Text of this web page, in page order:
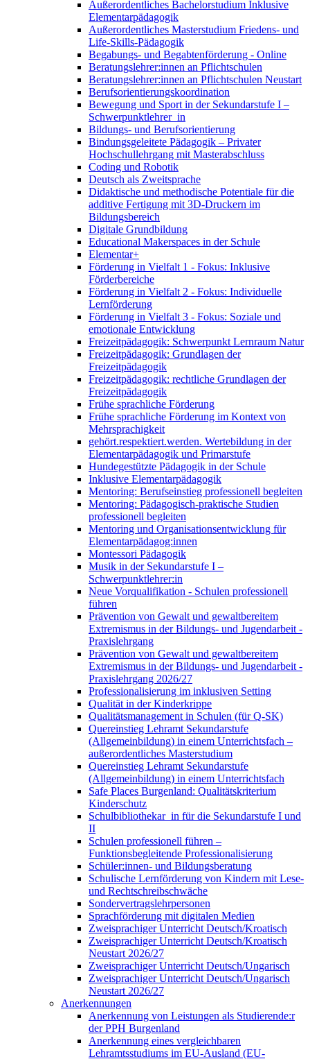
Außerordentliches Bachelorstudium Inklusive
Elementarpädagogik
Außerordentliches Masterstudium Friedens- und
Life-Skills-Pädagogik
Begabungs- und Begabtenförderung - Online
Beratungslehrer:innen an Pflichtschulen
Beratungslehrer:innen an Pflichtschulen Neustart
Berufsorientierungskoordination
Bewegung und Sport in der Sekundarstufe I –
Schwerpunktlehrer_in
Bildungs- und Berufsorientierung
Bindungsgeleitete Pädagogik – Privater
Hochschullehrgang mit Masterabschluss
Coding und Robotik
Deutsch als Zweitsprache
Didaktische und methodische Potentiale für die
additive Fertigung mit 3D-Druckern im
Bildungsbereich
Digitale Grundbildung
Educational Makerspaces in der Schule
Elementar+
Förderung in Vielfalt 1 - Fokus: Inklusive
Förderbereiche
Förderung in Vielfalt 2 - Fokus: Individuelle
Lernförderung
Förderung in Vielfalt 3 - Fokus: Soziale und
emotionale Entwicklung
Freizeitpädagogik: Schwerpunkt Lernraum Natur
Freizeitpädagogik: Grundlagen der
Freizeitpädagogik
Freizeitpädagogik: rechtliche Grundlagen der
Freizeitpädagogik
Frühe sprachliche Förderung
Frühe sprachliche Förderung im Kontext von
Mehrsprachigkeit
gehört.respektiert.werden. Wertebildung in der
Elementarpädagogik und Primarstufe
Hundegestützte Pädagogik in der Schule
Inklusive Elementarpädagogik
Mentoring: Berufseinstieg professionell begleiten
Mentoring: Pädagogisch-praktische Studien
professionell begleiten
Mentoring und Organisationsentwicklung für
Elementarpädagog:innen
Montessori Pädagogik
Musik in der Sekundarstufe I –
Schwerpunktlehrer:in
Neue Vorqualifikation - Schulen professionell
führen
Prävention von Gewalt und gewaltbereitem
Extremismus in der Bildungs- und Jugendarbeit -
Praxislehrgang
Prävention von Gewalt und gewaltbereitem
Extremismus in der Bildungs- und Jugendarbeit -
Praxislehrgang 2026/27
Professionalisierung im inklusiven Setting
Qualität in der Kinderkrippe
Qualitätsmanagement in Schulen (für Q-SK)
Quereinstieg Lehramt Sekundarstufe
(Allgemeinbildung) in einem Unterrichtsfach –
außerordentliches Masterstudium
Quereinstieg Lehramt Sekundarstufe
(Allgemeinbildung) in einem Unterrichtsfach
Safe Places Burgenland: Qualitätskriterium
Kinderschutz
Schulbibliothekar_in für die Sekundarstufe I und
II
Schulen professionell führen –
Funktionsbegleitende Professionalisierung
Schüler:innen- und Bildungsberatung
Schulische Lernförderung von Kindern mit Lese-
und Rechtschreibschwäche
Sondervertragslehrpersonen
Sprachförderung mit digitalen Medien
Zweisprachiger Unterricht Deutsch/Kroatisch
Zweisprachiger Unterricht Deutsch/Kroatisch
Neustart 2026/27
Zweisprachiger Unterricht Deutsch/Ungarisch
Zweisprachiger Unterricht Deutsch/Ungarisch
Neustart 2026/27
Anerkennungen
Anerkennung von Leistungen als Studierende:r
der PPH Burgenland
Anerkennung eines vergleichbaren
Lehramtsstudiums im EU-Ausland (EU-